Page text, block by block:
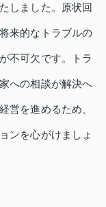
しました。原状回
来的なトラブルの
不可欠です。トラ
への相談が解決へ
営を進めるため、
ンを心がけましょ